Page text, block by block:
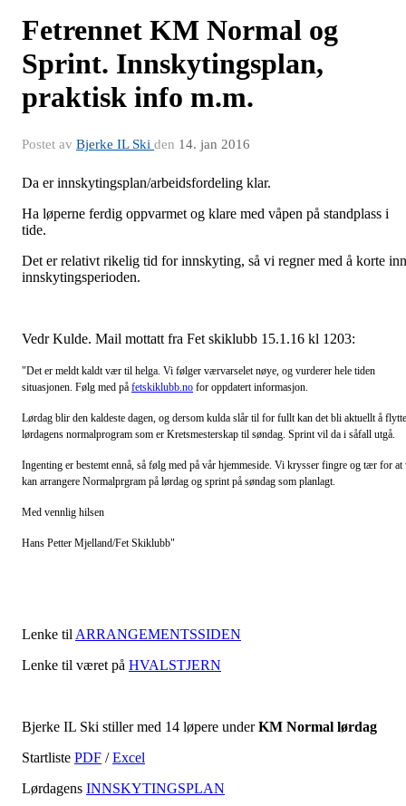
Fetrennet KM Normal og
Sprint. Innskytingsplan,
praktisk info m.m.
Postet av Bjerke IL Ski den 14. jan 2016
Da er innskytingsplan/arbeidsfordeling klar.
Ha løperne ferdig oppvarmet og klare med våpen på standplass i
tide.
Det er relativt rikelig tid for innskyting, så vi regner med å korte inn
innskytingsperioden.
Vedr Kulde. Mail mottatt fra Fet skiklubb 15.1.16 kl 1203:
"Det er meldt kaldt vær til helga. Vi følger værvarselet nøye, og vurderer hele tiden
situasjonen. Følg med på fetskiklubb.no for oppdatert informasjon.
Lørdag blir den kaldeste dagen, og dersom kulda slår til for fullt kan det bli aktuellt å flytte
lørdagens normalprogram som er Kretsmesterskap til søndag. Sprint vil da i såfall utgå.
Ingenting er bestemt ennå, så følg med på vår hjemmeside. Vi krysser fingre og tær for at
kan arrangere Normalprgram på lørdag og sprint på søndag som planlagt.
Med vennlig hilsen
Hans Petter Mjelland/Fet Skiklubb"
Lenke til ARRANGEMENTSSIDEN
Lenke til været på HVALSTJERN
Bjerke IL Ski stiller med 14 løpere underKM Normal lørdag
Startliste PDF /Excel
Lørdagens INNSKYTINGSPLAN